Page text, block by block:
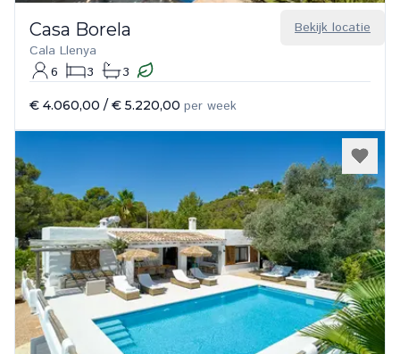
Bekijk locatie
Casa Borela
Cala Llenya
6
3 3
€ 4.060,00 / € 5.220,00 per week